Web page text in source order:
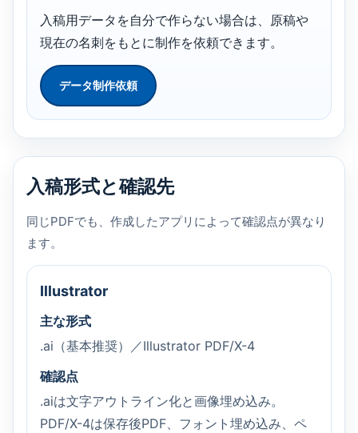
入稿用データを自分で作らない場合は、原稿や
現在の名刺をもとに制作を依頼できます。
データ制作依頼
入稿形式と確認先
同じPDFでも、作成したアプリによって確認点が異なり
ます。
Illustrator
主な形式
.ai（基本推奨）／Illustrator PDF/X-4
確認点
.aiは文字アウトライン化と画像埋め込み。
PDF/X-4は保存後PDF、フォント埋め込み、ペ